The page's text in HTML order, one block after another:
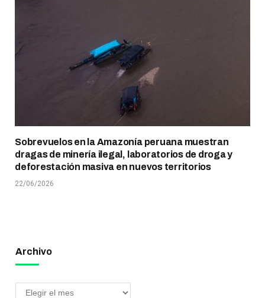
Sobrevuelos en la Amazonía peruana muestran
dragas de minería ilegal, laboratorios de droga y
deforestación masiva en nuevos territorios
22/06/2026
Archivo